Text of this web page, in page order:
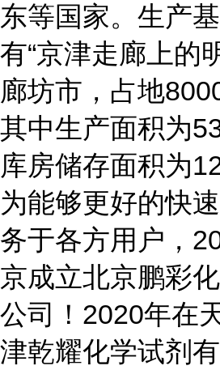
东等国家。生产
有“京津走廊上的
廊坊市，占地
其中生产面积为
库房储存面积为
为能够更好的快
务于各方用户，
京成立北京鹏彩
公司！2020年在
津乾耀化学试剂有